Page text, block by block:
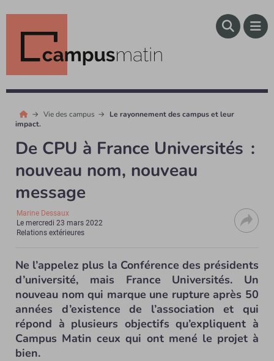
Vie des campus
Le rayonnement des campus et leur
impact.
De CPU à France Universités :
nouveau nom, nouveau
message
Marine Dessaux
Lemercredi 23 mars 2022
Relations extérieures
Ne l’appelez plus la Conférence des présidents
d’université, mais France Universités. Un
nouveau nom qui marque une rupture après 50
années d’existence de l’association et qui
répond à plusieurs objectifs qu’expliquent à
Campus Matin ceux qui ont mené le projet à
bien.